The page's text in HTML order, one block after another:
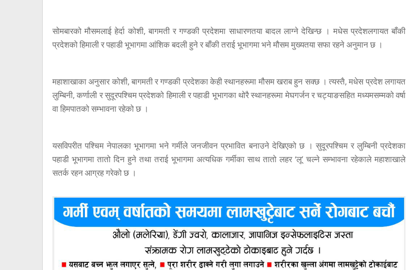
सोमबारको मौसमलाई हेर्दा कोशी, बागमती र गण्डकी प्रदेशमा साधारणतया बादल लाग्ने देखिन्छ । मधेस प्रदेशलगायत बाँकी
प्रदेशको हिमाली र पहाडी भूभागमा आंशिक बदली हुने र बाँकी तराई भूभागमा भने मौसम मुख्यतया सफा रहने अनुमान छ ।
महाशाखाका अनुसार कोशी, बागमती र गण्डकी प्रदेशका केही स्थानहरूमा मौसम खराब हुन सक्छ । त्यस्तै, मधेस प्रदेश लगायत
लुम्बिनी, कर्णाली र सुदूरपश्चिम प्रदेशको हिमाली र पहाडी भूभागका थोरै स्थानहरूमा मेघगर्जन र चट्याङसहित मध्यमसम्मको वर्षा
वा हिमपातको सम्भावना रहेको छ ।
यसविपरीत पश्चिम नेपालका भूभागमा भने गर्मीले जनजीवन प्रभावित बनाउने देखिएको छ । सुदूरपश्चिम र लुम्बिनी प्रदेशका
पहाडी भूभागमा तातो दिन हुने तथा तराई भूभागमा अत्यधिक गर्मीका साथ तातो लहर ‘लू’ चल्ने सम्भावना रहेकाले महाशाखाले
सतर्क रहन आग्रह गरेको छ ।